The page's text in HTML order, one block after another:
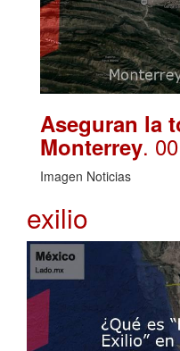
Aseguran la
Monterrey.
Imagen Noticias
exilio